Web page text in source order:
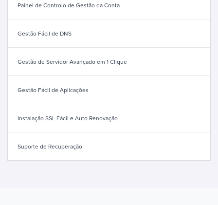
Painel de Controlo de Gestão da Conta
Gestão Fácil de DNS
Gestão de Servidor Avançado em 1 Clique
Gestão Fácil de Aplicações
Instalação SSL Fácil e Auto Renovação
Suporte de Recuperação